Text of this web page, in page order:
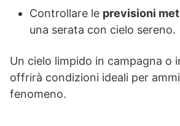
Controllare le previsioni
una serata con cielo sereno.
Un cielo limpido in campagna o
offrirà condizioni ideali per
fenomeno.